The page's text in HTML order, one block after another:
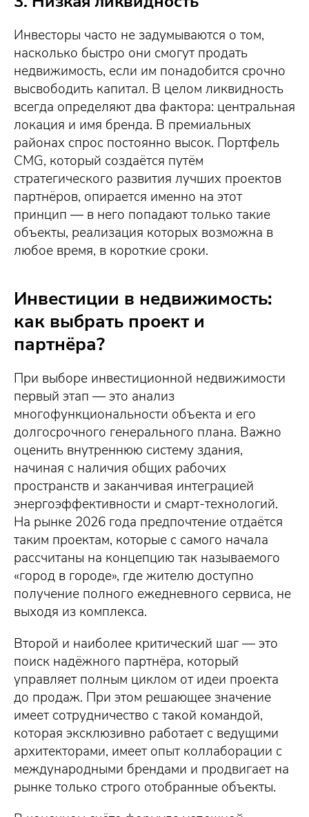
Инвесторы часто не задумываются о том,
насколько быстро они смогут продать
недвижимость, если им понадобится срочно
высвободить капитал. В целом ликвидность
всегда определяют два фактора: центральная
локация и имя бренда. В премиальных
районах спрос постоянно высок. Портфель
CMG, который создаётся путём
стратегического развития лучших проектов
партнёров, опирается именно на этот
принцип — в него попадают только такие
объекты, реализация которых возможна в
любое время, в короткие сроки.
Инвестиции в недвижимость:
как выбрать проект и
партнёра?
При выборе инвестиционной недвижимости
первый этап — это анализ
многофункциональности объекта и его
долгосрочного генерального плана. Важно
оценить внутреннюю систему здания,
начиная с наличия общих рабочих
пространств и заканчивая интеграцией
энергоэффективности и смарт-технологий.
На рынке 2026 года предпочтение отдаётся
таким проектам, которые с самого начала
рассчитаны на концепцию так называемого
«город в городе», где жителю доступно
получение полного ежедневного сервиса, не
выходя из комплекса.
Второй и наиболее критический шаг — это
поиск надёжного партнёра, который
управляет полным циклом от идеи проекта
до продаж. При этом решающее значение
имеет сотрудничество с такой командой,
которая эксклюзивно работает с ведущими
архитекторами, имеет опыт коллаборации с
международными брендами и продвигает на
рынке только строго отобранные объекты.